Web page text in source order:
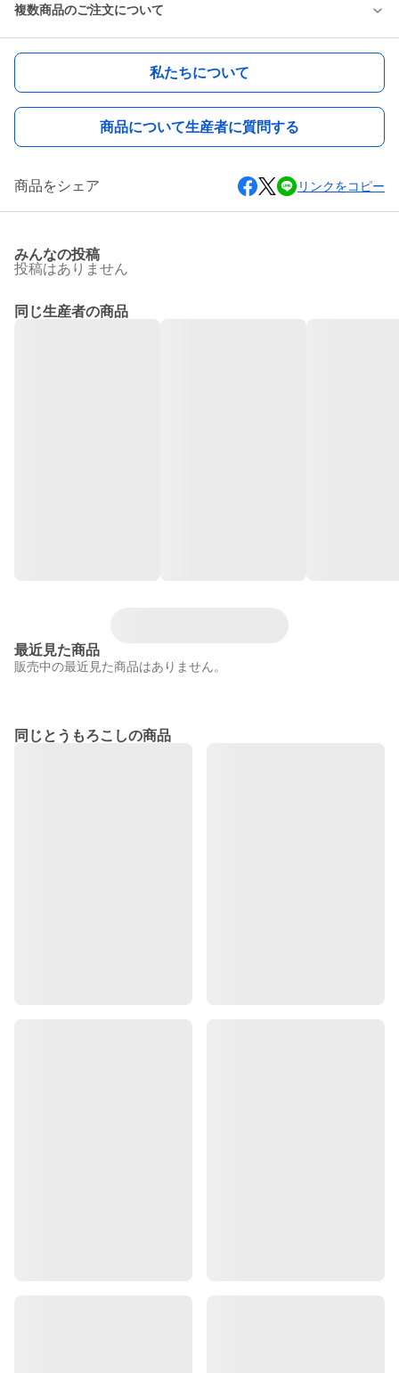
複数商品のご注文について
私たちについて
商品について生産者に質問する
商品をシェア リンクをコピー
みんなの投稿
投稿はありません
同じ生産者の商品
最近見た商品
販売中の最近見た商品はありません。
同じとうもろこしの商品